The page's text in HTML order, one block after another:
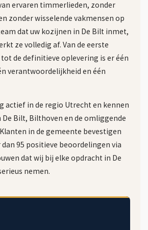
ervaren timmerlieden, zonder
zonder wisselende vakmensen op
dat uw kozijnen in De Bilt inmet,
ze volledig af. Van de eerste
de definitieve oplevering is er één
verantwoordelijkheid en één
actief in de regio Utrecht en kennen
Bilt, Bilthoven en de omliggende
in de gemeente bevestigen
95 positieve beoordelingen via
dat wij bij elke opdracht in De
nemen.